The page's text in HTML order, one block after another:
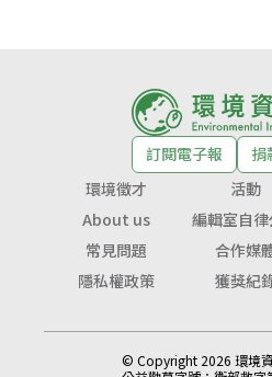
訂閱電子報
捐
環境徵才
活動
About us
編輯室自律
常見問題
合作媒
隱私權政策
獲獎紀
© Copyright 2026 環境